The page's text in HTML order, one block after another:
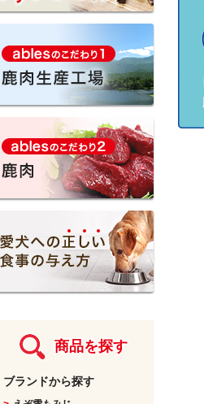
Dr.made
HOKKAIDO NATURAL
SELECTION
EC-12乳酸菌
馬・鹿・猪
KURO
盲導犬支援チャリティーグ
Other items
nyakokoro
商品を探す
ブランドから探す